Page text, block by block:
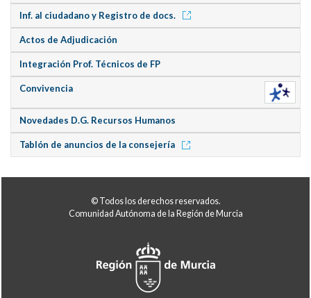
Inf. al ciudadano y Registro de docs.
Actos de Adjudicación
Integración Prof. Técnicos de FP
Convivencia
Novedades D.G. Recursos Humanos
Tablón de anuncios de la consejería
© Todos los derechos reservados.
Comunidad Autónoma de la Región de Murcia